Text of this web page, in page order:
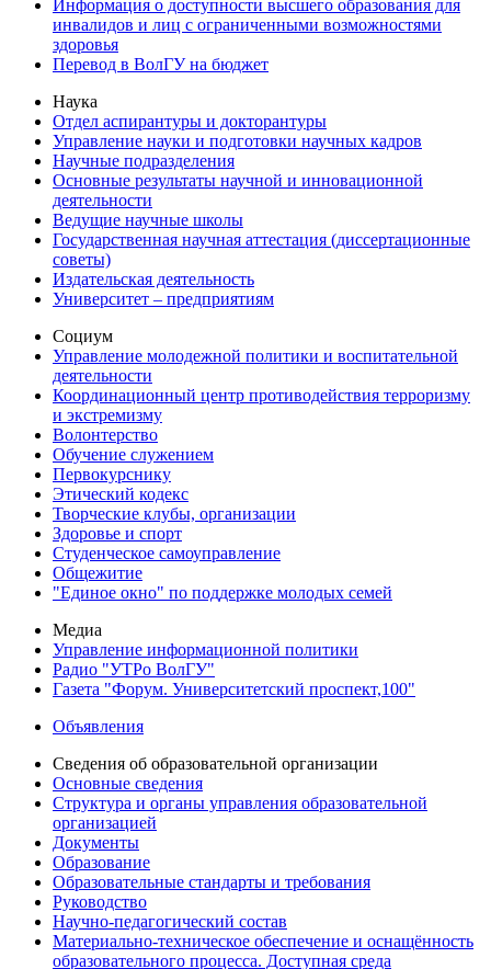
Информация о доступности высшего образования для
инвалидов и лиц с ограниченными возможностями
здоровья
Перевод в ВолГУ на бюджет
Наука
Отдел аспирантуры и докторантуры
Управление науки и подготовки научных кадров
Научные подразделения
Основные результаты научной и инновационной
деятельности
Ведущие научные школы
Государственная научная аттестация (диссертационные
советы)
Издательская деятельность
Университет – предприятиям
Социум
Управление молодежной политики и воспитательной
деятельности
Координационный центр противодействия терроризму
и экстремизму
Волонтерство
Обучение служением
Первокурснику
Этический кодекс
Творческие клубы, организации
Здоровье и спорт
Студенческое самоуправление
Общежитие
"Единое окно" по поддержке молодых семей
Медиа
Управление информационной политики
Радио "УТРо ВолГУ"
Газета "Форум. Университетский проспект,100"
Объявления
Сведения об образовательной организации
Основные сведения
Структура и органы управления образовательной
организацией
Документы
Образование
Образовательные стандарты и требования
Руководство
Научно-педагогический состав
Материально-техническое обеспечение и оснащённость
образовательного процесса. Доступная среда